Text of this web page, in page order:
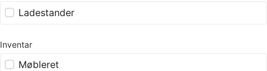
Ladestander
Inventar
Møbleret